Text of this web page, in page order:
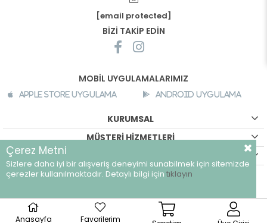
[email protected]
BİZİ TAKİP EDİN
MOBİL UYGULAMALARIMIZ
Apple Store Uygulama Android Uygulama
KURUMSAL
MÜŞTERİ HİZMETLERİ
©breeze.com.tr - Tüm hakları saklıdır.
Anasayfa Favorilerim
Çerez Metni
Sizlere daha iyi bir alışveriş deneyimi sunabilmek için sitemizde
çerezler kullanılmaktadır. Detaylı bilgi için tıklayın